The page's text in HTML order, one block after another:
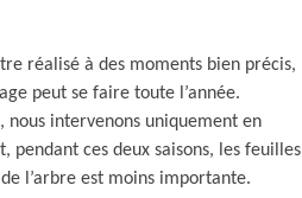
réalisé à des moments bien précis,
peut se faire toute l’année.
nous intervenons uniquement en
pendant ces deux saisons, les feuilles
l’arbre est moins importante.